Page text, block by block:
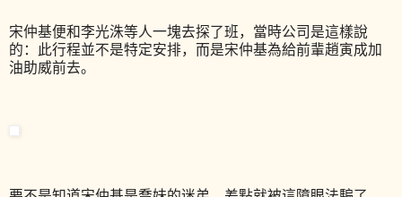
宋仲基便和李光洙等人一塊去探了班，當時公司是這樣說
的：此行程並不是特定安排，而是宋仲基為給前輩趙寅成加
油助威前去。